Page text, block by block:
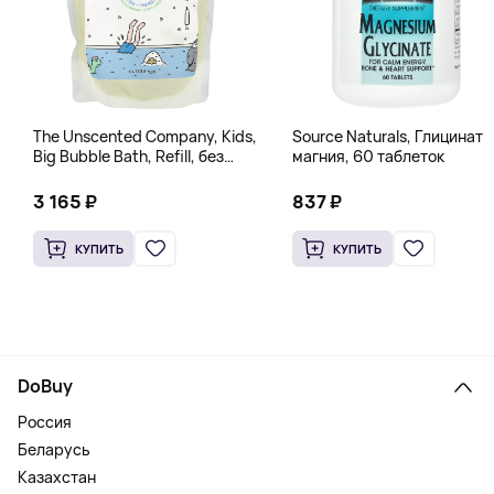
The Unscented Company, Kids,
Big Bubble Bath, Refill, без
Унции)
3 165 ₽
КУПИТЬ
Source Naturals, Глицинат
магния, 60 таблеток
837 ₽
КУПИТЬ
DoBuy
Россия
Беларусь
Казахстан